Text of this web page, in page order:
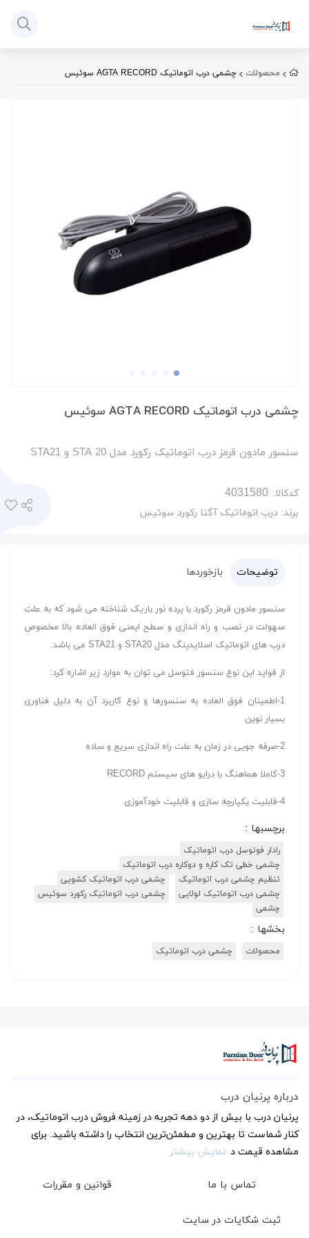
محصولات چشمی درب اتوماتیک AGTA RECORD سوئیس
چشمی درب اتوماتیک AGTA RECORD سوئیس
سنسور مادون قرمز درب اتوماتیک رکورد مدل STA 20 و STA21
کدکالا:
برند: درب اتوماتیک آگتا رکورد سوئیس
توضیحات بازخوردها
سنسور مادون قرمز رکورد با پرده نور باریک شناخته می شود که به علت
سهولت در نصب و راه اندازی و سطح ایمنی فوق العاده بالا مخصوص
درب های اتوماتیک اسلایدینگ مدل STA20 و STA21 می باشد.
از فواید این نوع سنسور فتوسل می توان به موارد زیر اشاره کرد:
1-اطمینان فوق العاده به سنسورها و نوع کاربرد آن به دلیل فناوری
بسیار نوین
2-صرفه جویی در زمان به علت راه اندازی سریع و ساده
3-کاملا هماهنگ با درایو های سیستم RECORD
4-قابلیت یکپارچه سازی و قابلیت خودآموزی
برچسبها :
رادار فوتوسل درب اتوماتیک
چشمی خطی تک کاره و دوکاره درب اتوماتیک
تنظیم چشمی درب اتوماتیک
چشمی درب اتوماتیک کشویی
چشمی درب اتوماتیک لولایی
چشمی درب اتوماتیک رکورد سوئیس
چشمی
بخشها :
محصولات چشمی درب اتوماتیک
درباره پرنیان درب
پرنیان درب با بیش از دو دهه تجربه در زمینه فروش درب اتوماتیک، در
کنار شماست تا بهترین و مطمئن‌ترین انتخاب را داشته باشید. برای
مشاهده قیمت د نمایش بیشتر
تماس با ما قوانین و مقررات
ثبت شکایات در سایت